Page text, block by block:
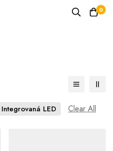
0
Integrovaná LED Clear All